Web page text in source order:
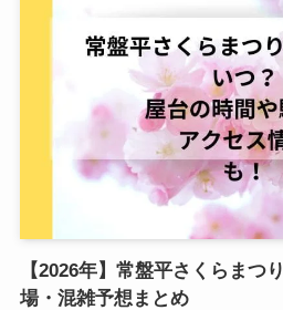
【2026年】常盤平さくらまつ
場・混雑予想まとめ